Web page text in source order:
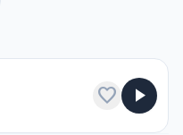
favorite play_arrow